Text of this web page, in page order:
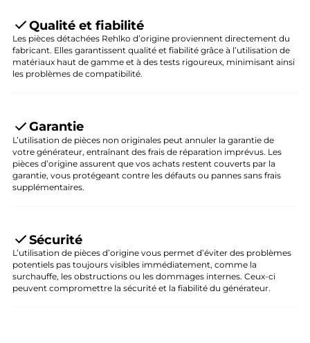
Qualité et fiabilité
Les pièces détachées Rehlko d’origine proviennent directement du
fabricant. Elles garantissent qualité et fiabilité grâce à l’utilisation de
matériaux haut de gamme et à des tests rigoureux, minimisant ainsi
les problèmes de compatibilité.
Garantie
L’utilisation de pièces non originales peut annuler la garantie de
votre générateur, entraînant des frais de réparation imprévus. Les
pièces d’origine assurent que vos achats restent couverts par la
garantie, vous protégeant contre les défauts ou pannes sans frais
supplémentaires.
Sécurité
L’utilisation de pièces d’origine vous permet d’éviter des problèmes
potentiels pas toujours visibles immédiatement, comme la
surchauffe, les obstructions ou les dommages internes. Ceux-ci
peuvent compromettre la sécurité et la fiabilité du générateur.